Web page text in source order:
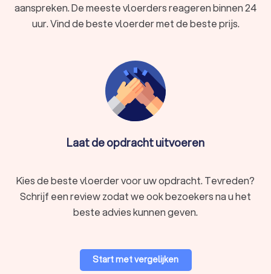
aanspreken. De meeste vloerders reageren binnen 24
uur. Vind de beste vloerder met de beste prijs.
Laat de opdracht uitvoeren
Kies de beste vloerder voor uw opdracht. Tevreden?
Schrijf een review zodat we ook bezoekers na u het
beste advies kunnen geven.
Start met vergelijken